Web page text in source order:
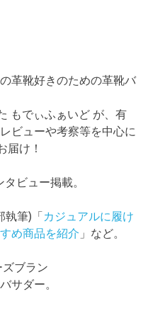
革靴好きのための革靴バ
もでぃふぁいど が、有
ビューや考察等を中心に
届け！
ビュー掲載。
執筆)「カジュアルに履け
め商品を紹介 」など。
ブラン
サダー。